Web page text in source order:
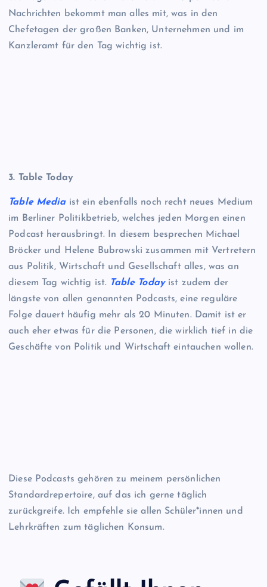
Nachrichten bekommt man alles mit, was in den
Chefetagen der großen Banken, Unternehmen und im
Kanzleramt für den Tag wichtig ist.
3. Table Today
Table Mediaist ein ebenfalls noch recht neues Medium
im Berliner Politikbetrieb, welches jeden Morgen einen
Podcast herausbringt. In diesem besprechen Michael
Bröcker und Helene Bubrowski zusammen mit Vertretern
aus Politik, Wirtschaft und Gesellschaft alles, was an
diesem Tag wichtig ist. Table Todayist zudem der
längste von allen genannten Podcasts, eine reguläre
Folge dauert häufig mehr als 20 Minuten. Damit ist er
auch eher etwas für die Personen, die wirklich tief in die
Geschäfte von Politik und Wirtschaft eintauchen wollen.
Diese Podcasts gehören zu meinem persönlichen
Standardrepertoire, auf das ich gerne täglich
zurückgreife. Ich empfehle sie allen Schüler*innen und
Lehrkräften zum täglichen Konsum.